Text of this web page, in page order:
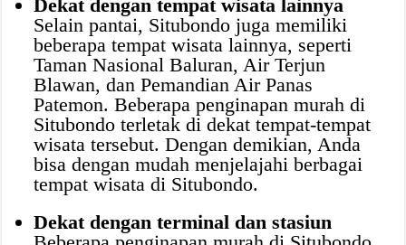
Dekat dengan tempat wisata lainnya
Selain pantai, Situbondo juga memiliki
beberapa tempat wisata lainnya, seperti
Taman Nasional Baluran, Air Terjun
Blawan, dan Pemandian Air Panas
Patemon. Beberapa penginapan murah di
Situbondo terletak di dekat tempat-tempat
wisata tersebut. Dengan demikian, Anda
bisa dengan mudah menjelajahi berbagai
tempat wisata di Situbondo.
Dekat dengan terminal dan stasiun